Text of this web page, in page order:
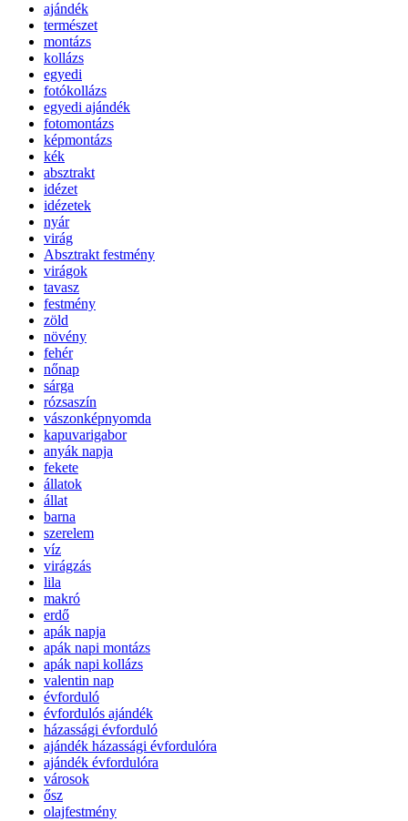
ajándék
természet
montázs
kollázs
egyedi
fotókollázs
egyedi ajándék
fotomontázs
képmontázs
kék
absztrakt
idézet
idézetek
nyár
virág
Absztrakt festmény
virágok
tavasz
festmény
zöld
növény
fehér
nőnap
sárga
rózsaszín
vászonképnyomda
kapuvarigabor
anyák napja
fekete
állatok
állat
barna
szerelem
víz
virágzás
lila
makró
erdő
apák napja
apák napi montázs
apák napi kollázs
valentin nap
évforduló
évfordulós ajándék
házassági évforduló
ajándék házassági évfordulóra
ajándék évfordulóra
városok
ősz
olajfestmény